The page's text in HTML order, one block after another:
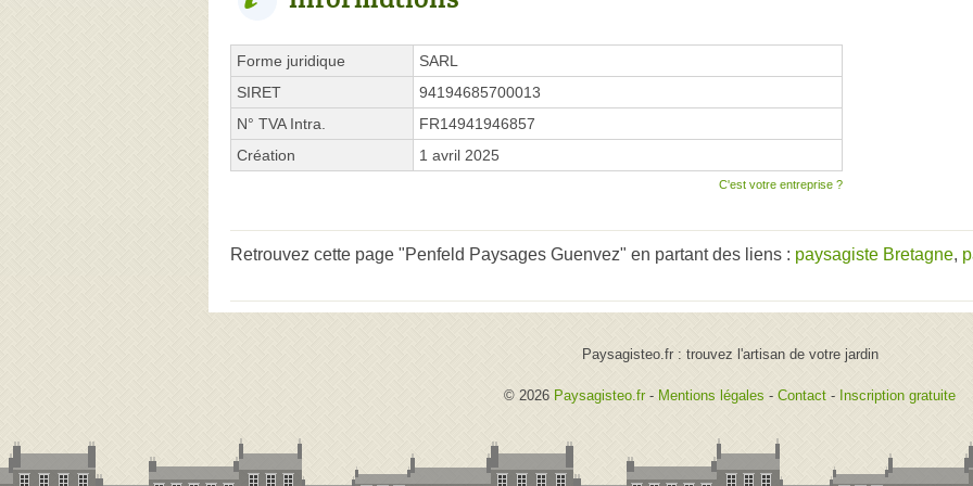
Forme juridique
SARL
SIRET
94194685700013
N° TVA Intra.
FR14941946857
Création
1 avril 2025
C'est votre entreprise ?
Retrouvez cette page "Penfeld Paysages Guenvez" en partant des liens : paysagiste Bretagne,
Paysagisteo.fr : trouvez l'artisan de votre jardin
© 2026 Paysagisteo.fr - Mentions légales - Contact - Inscription gratuite